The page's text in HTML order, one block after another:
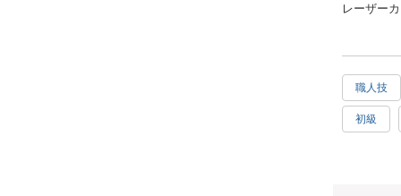
レーザー
【おスス
ただ作る
職人技
初級